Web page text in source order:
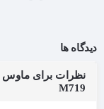
دیدگاه ها
M719